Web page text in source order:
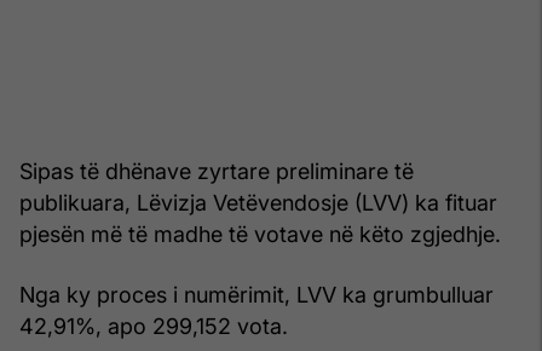
Sipas të dhënave zyrtare preliminare të
publikuara, Lëvizja Vetëvendosje (LVV) ka fituar
pjesën më të madhe të votave në këto zgjedhje.
Nga ky proces i numërimit, LVV ka grumbulluar
42,91%, apo 299,152 vota.